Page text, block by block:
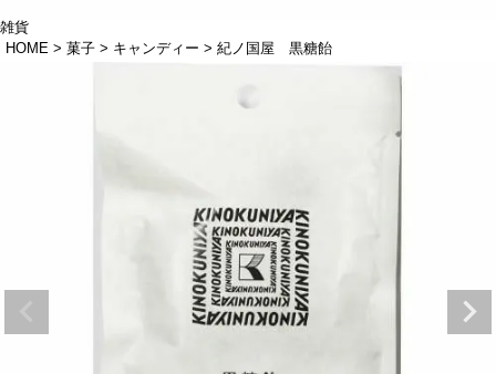
雑貨
HOME
菓子 キャンディー 紀ノ国屋 黒糖飴